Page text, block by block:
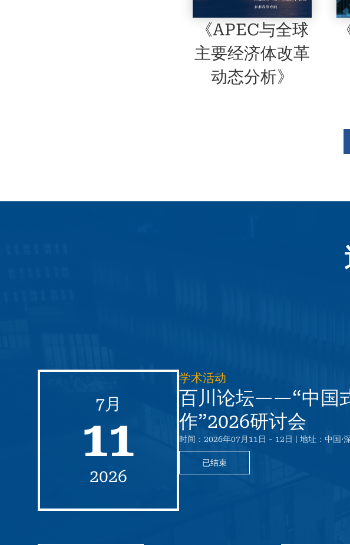
《APEC与全球
主要经济体改革
动态分析》
7月
11
2026
学术活动
百川论坛——“中国
作”2026研讨会
时间：2026年07月11日 - 12日 | 地址：中国·
已结束